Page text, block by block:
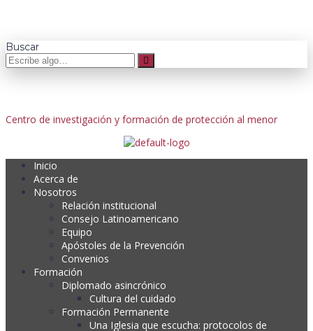
Buscar
Centro de investigación y formación de protección al menor
Inicio
Acerca de
Nosotros
Relación institucional
Consejo Latinoamericano
Equipo
Apóstoles de la Prevención
Convenios
Formación
Diplomado asincrónico
Cultura del cuidado
Formación Permanente
Una Iglesia que escucha: protocolos de